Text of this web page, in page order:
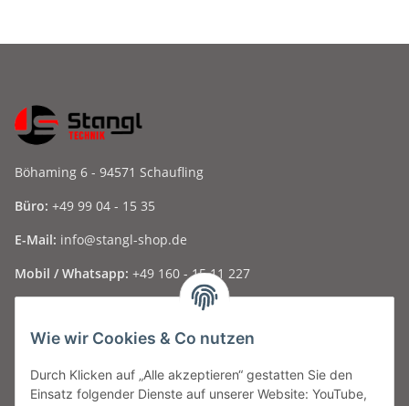
Wie wir Cookies & Co nutzen
Durch Klicken auf „Alle akzeptieren“ gestatten Sie den
Einsatz folgender Dienste auf unserer Website: YouTube,
Böhaming 6 - 94571 Schaufling
Büro: +49 99 04 - 15 35
E-Mail: info@stangl-shop.de
Mobil / Whatsapp: +49 160 - 15 11 227
Informationen